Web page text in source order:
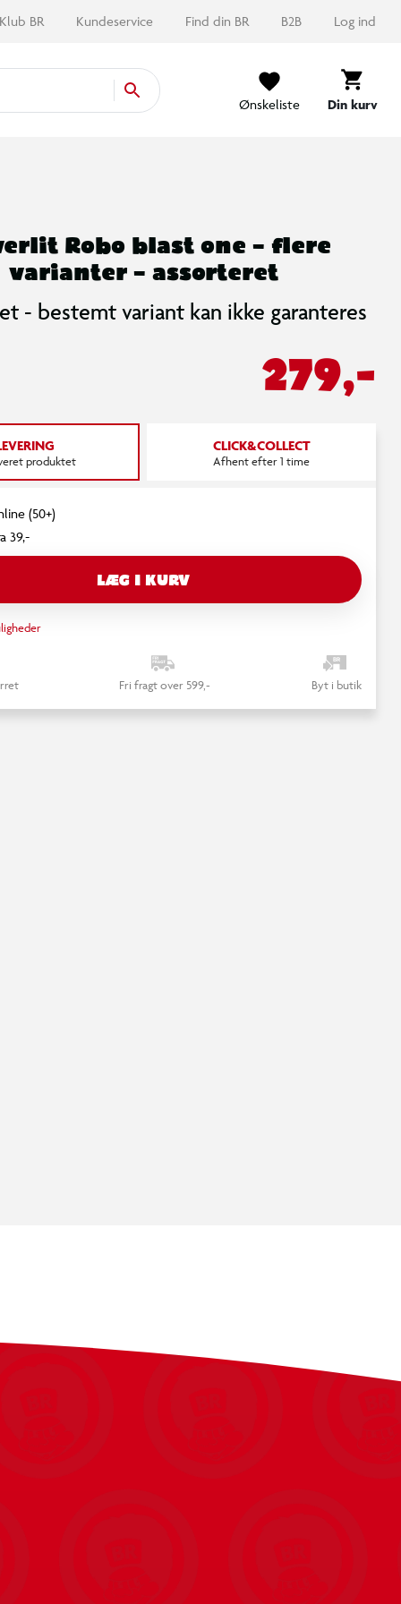
Klub BR Kundeservice Find din BR B2B Log ind
Ønskeliste Din kurv
Robo blast one – flere
varianter – assorteret
- bestemt variant kan ikke garanteres
279,-
produktet
CLICK&COLLECT
Afhent efter 1 time
(50+)
39,-
LÆG I KURV
Fri fragt over 599,- Byt i butik